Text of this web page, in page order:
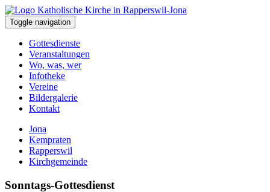
Toggle navigation
Gottesdienste
Veranstaltungen
Wo, was, wer
Infotheke
Vereine
Bildergalerie
Kontakt
Jona
Kempraten
Rapperswil
Kirchgemeinde
Sonntags-Gottesdienst